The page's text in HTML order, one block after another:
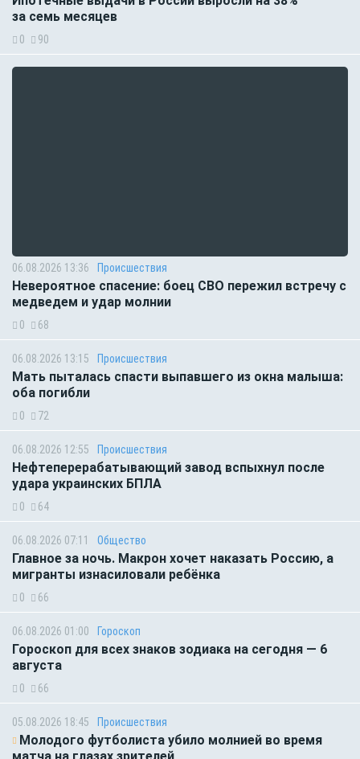
за семь месяцев
0 90
06.08.2026 13:36 Происшествия
Невероятное спасение: боец СВО пережил встречу с
медведем и удар молнии
0 68
06.08.2026 13:15 Происшествия
Мать пыталась спасти выпавшего из окна малыша:
оба погибли
0 72
06.08.2026 12:55 Происшествия
Нефтеперерабатывающий завод вспыхнул после
удара украинских БПЛА
0 64
06.08.2026 07:11 Общество
Главное за ночь. Макрон хочет наказать Россию, а
мигранты изнасиловали ребёнка
0 66
06.08.2026 01:00 Гороскоп
Гороскоп для всех знаков зодиака на сегодня — 6
августа
0 66
05.08.2026 18:45 Происшествия
Молодого футболиста убило молнией во время
матча на глазах зрителей